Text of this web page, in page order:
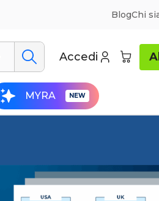
BlogChi
Accedi
MYRA